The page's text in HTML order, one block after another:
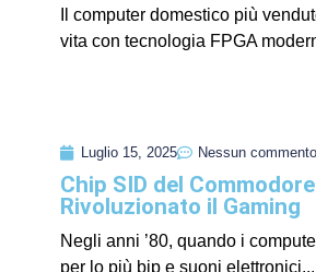
Il computer domestico più
vita con tecnologia FPGA
Luglio 15, 2025 Nessun commento
Chip SID del
Rivoluzionato il Gaming
Negli anni ’80, quando i
per lo più bip e suoni elettronici...